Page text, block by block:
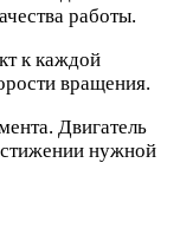
работы.
к каждой
вращения.
Двигатель
нужной